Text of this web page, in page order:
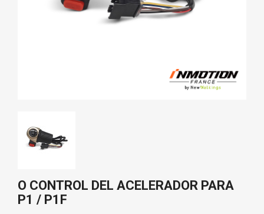
O CONTROL DEL ACELERADOR PARA
P1 / P1F